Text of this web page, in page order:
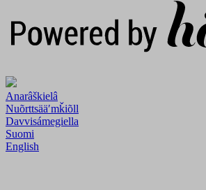
Anarâškielâ
Nuõrttsääʹmǩiõll
Davvisámegiella
Suomi
English